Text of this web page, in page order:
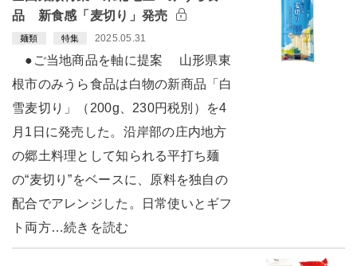
品 新食感「麦切り」発売
麺類 特集 2025.05.31
●ご当地商品を軸に提案 山形県東
根市のみうら食品は白物の新商品「白
雪麦切り」（200g、230円税別）を4
月1日に発売した。沿岸部の庄内地方
の郷土料理として知られる平打ち麺
の“麦切り”をベースに、原料を独自の
配合でアレンジした。日常使いとギフ
ト両方…続きを読む